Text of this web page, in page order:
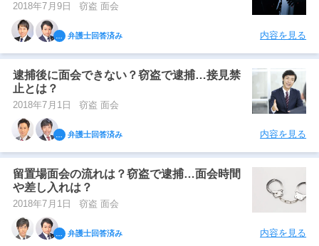
2018年7月9日 窃盗 面会
弁護士回答済み 内容を見る
逮捕後に面会できない？窃盗で逮捕…接見禁
止とは？
2018年7月1日 窃盗 面会
弁護士回答済み 内容を見る
留置場面会の流れは？窃盗で逮捕…面会時間
や差し入れは？
2018年7月1日 窃盗 面会
弁護士回答済み 内容を見る